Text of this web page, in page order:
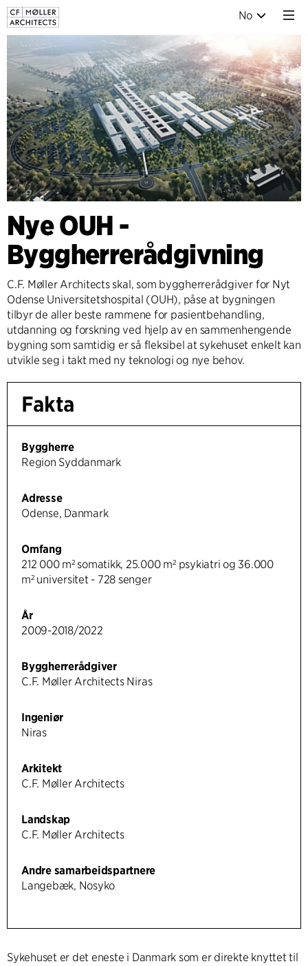
No
Nye OUH -
Byggherrerådgivning
C.F. Møller Architects skal, som byggherrerådgiver for Nyt
Odense Universitetshospital (OUH), påse at bygningen
tilbyr de aller beste rammene for pasientbehandling,
utdanning og forskning ved hjelp av en sammenhengende
bygning som samtidig er så fleksibel at sykehuset enkelt kan
utvikle seg i takt med ny teknologi og nye behov.
Fakta
Byggherre
Region Syddanmark
Adresse
Odense, Danmark
Omfang
212 000 m² somatikk, 25.000 m² psykiatri og 36.000
m² universitet - 728 senger
År
2009-2018/2022
Byggherrerådgiver
C.F. Møller Architects Niras
Ingeniør
Niras
Arkitekt
C.F. Møller Architects
Landskap
C.F. Møller Architects
Andre samarbeidspartnere
Langebæk, Nosyko
Sykehuset er det eneste i Danmark som er direkte knyttet til